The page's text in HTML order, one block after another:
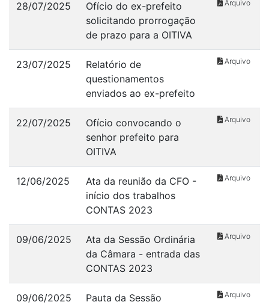
28/07/2025
Ofício do ex-prefeito
solicitando prorrogação
de prazo para a OITIVA
Arquivo
23/07/2025
Relatório de
questionamentos
enviados ao ex-prefeito
Arquivo
22/07/2025
Ofício convocando o
senhor prefeito para
OITIVA
Arquivo
12/06/2025
Ata da reunião da CFO -
início dos trabalhos
CONTAS 2023
Arquivo
09/06/2025
Ata da Sessão Ordinária
da Câmara - entrada das
CONTAS 2023
Arquivo
09/06/2025
Pauta da Sessão
Arquivo